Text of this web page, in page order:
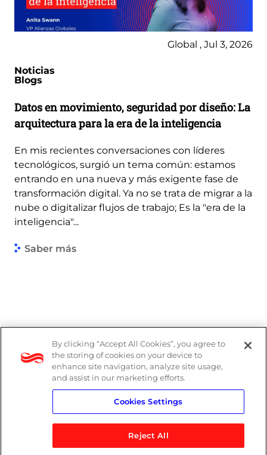
Global , Jul 3, 2026
Noticias
Blogs
Datos en movimiento, seguridad por diseño: La
arquitectura para la era de la inteligencia
En mis recientes conversaciones con líderes
tecnológicos, surgió un tema común: estamos
entrando en una nueva y más exigente fase de
transformación digital. Ya no se trata de migrar a la
nube o digitalizar flujos de trabajo; Es la "era de la
inteligencia"...
Saber más
By clicking “Accept All Cookies”, you agree to
the storing of cookies on your device to
enhance site navigation, analyze site usage,
and assist in our marketing efforts.
Cookies Settings
Reject All